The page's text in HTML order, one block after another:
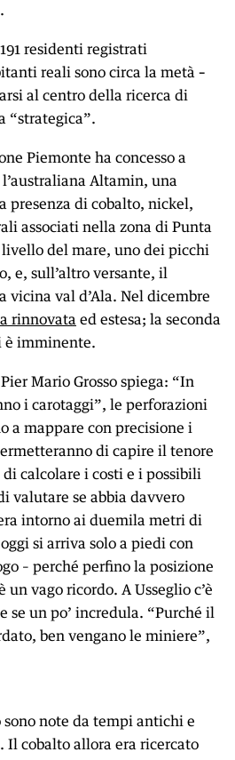
191 residenti registrati
reali sono circa la metà –
al centro della ricerca di
“strategica”.
Piemonte ha concesso a
Altamin, una
presenza di cobalto, nickel,
associati nella zona di Punta
del mare, uno dei picchi
e, sull’altro versante, il
vicina val d’Ala. Nel dicembre
rinnovataed estesa; la seconda
è imminente.
Mario Grosso spiega: “In
i carotaggi”, le perforazioni
a mappare con precisione i
di capire il tenore
calcolare i costi e i possibili
se abbia davvero
intorno ai duemila metri di
si arriva solo a piedi con
– perché perfino la posizione
vago ricordo. A Usseglio c’è
se un po’ incredula. “Purché il
ben vengano le miniere”,
note da tempi antichi e
Il cobalto allora era ricercato